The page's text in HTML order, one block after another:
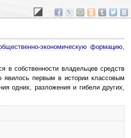
экономическую формацию,
в собственности владельцев средств
явилось первым в истории классовым
одних, разложения и гибели других,